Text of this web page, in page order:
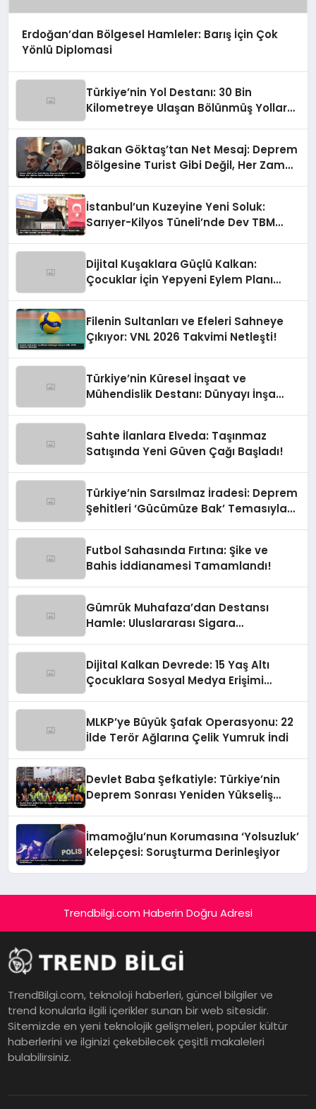
Erdoğan’dan Bölgesel Hamleler: Barış İçin Çok
Yönlü Diplomasi
Türkiye’nin Yol Destanı: 30 Bin
Kilometreye Ulaşan Bölünmüş Yollar
Bakan Göktaş’tan Net Mesaj: Deprem
Bölgesine Turist Gibi Değil, Her Zaman
İstanbul’un Kuzeyine Yeni Soluk:
Sarıyer-Kilyos Tüneli’nde Dev TBM
Dijital Kuşaklara Güçlü Kalkan:
Çocuklar İçin Yepyeni Eylem Planı
Filenin Sultanları ve Efeleri Sahneye
Çıkıyor: VNL 2026 Takvimi Netleşti!
Türkiye’nin Küresel İnşaat ve
Mühendislik Destanı: Dünyayı İnşa
Sahte İlanlara Elveda: Taşınmaz
Satışında Yeni Güven Çağı Başladı!
Türkiye’nin Sarsılmaz İradesi: Deprem
Şehitleri ‘Gücümüze Bak’ Temasıyla
Futbol Sahasında Fırtına: Şike ve
Bahis İddianamesi Tamamlandı!
Gümrük Muhafaza’dan Destansı
Hamle: Uluslararası Sigara
Dijital Kalkan Devrede: 15 Yaş Altı
Çocuklara Sosyal Medya Erişimi
MLKP’ye Büyük Şafak Operasyonu: 22
İlde Terör Ağlarına Çelik Yumruk İndi
Devlet Baba Şefkatiyle: Türkiye’nin
Deprem Sonrası Yeniden Yükseliş
İmamoğlu’nun Korumasına ‘Yolsuzluk’
Kelepçesi: Soruşturma Derinleşiyor
Trendbilgi.com Haberin Doğru Adresi
TrendBilgi.com, teknoloji haberleri, güncel bilgiler ve
trend konularla ilgili içerikler sunan bir web sitesidir.
Sitemizde en yeni teknolojik gelişmeleri, popüler kültür
haberlerini ve ilginizi çekebilecek çeşitli makaleleri
bulabilirsiniz.